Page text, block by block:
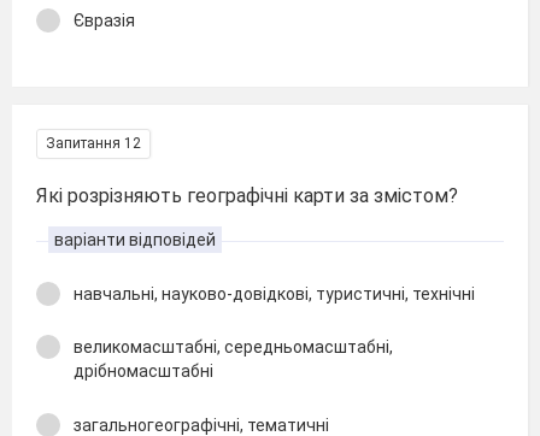
Євразія
Запитання 12
Які розрізняють географічні карти за змістом?
варіанти відповідей
навчальні, науково-довідкові, туристичні, технічні
великомасштабні, середньомасштабні,
дрібномасштабні
загальногеографічні, тематичні